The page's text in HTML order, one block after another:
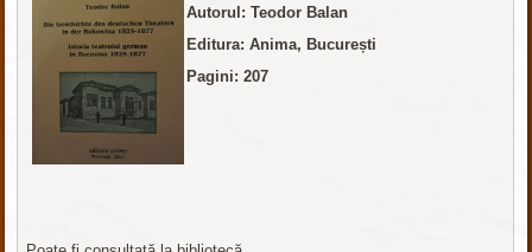
Autorul: Teodor Balan
Editura: Anima, București
Pagini: 207